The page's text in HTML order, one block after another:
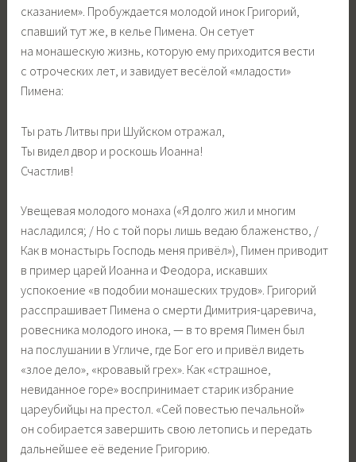
сказанием». Пробуждается молодой инок Григорий,
спавший тут же, в келье Пимена. Он сетует
на монашескую жизнь, которую ему приходится вести
с отроческих лет, и завидует весёлой «младости»
Пимена:
Ты рать Литвы при Шуйском отражал,
Ты видел двор и роскошь Иоанна!
Счастлив!
Увещевая молодого монаха («Я долго жил и многим
насладился; / Но с той поры лишь ведаю блаженство, /
Как в монастырь Господь меня привёл»), Пимен приводит
в пример царей Иоанна и Феодора, искавших
успокоение «в подобии монашеских трудов». Григорий
расспрашивает Пимена о смерти Димитрия-царевича,
ровесника молодого инока, — в то время Пимен был
на послушании в Угличе, где Бог его и привёл видеть
«злое дело», «кровавый грех». Как «страшное,
невиданное горе» воспринимает старик избрание
цареубийцы на престол. «Сей повестью печальной»
он собирается завершить свою летопись и передать
дальнейшее её ведение Григорию.